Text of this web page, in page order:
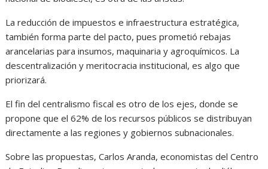
La reducción de impuestos e infraestructura estratégica,
también forma parte del pacto, pues prometió rebajas
arancelarias para insumos, maquinaria y agroquímicos. La
descentralización y meritocracia institucional, es algo que
priorizará.
El fin del centralismo fiscal es otro de los ejes, donde se
propone que el 62% de los recursos públicos se distribuyan
directamente a las regiones y gobiernos subnacionales.
Sobre las propuestas, Carlos Aranda, economistas del Centro